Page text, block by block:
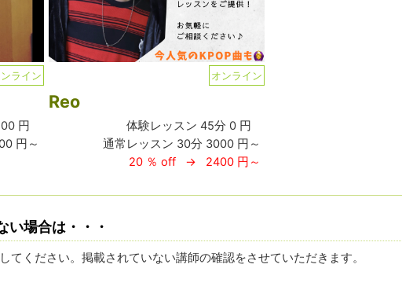
ライン
円
円～
オンライン
Reo
体験レッスン 45分 0 円
通常レッスン 30分 3000 円～
20 ％ off → 2400 円～
い場合は・・・
てください。掲載されていない講師の確認をさせていただきます。